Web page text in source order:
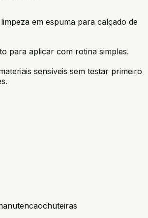
em espuma para calçado de
para aplicar com rotina simples.
sensíveis sem testar primeiro
chuteiras